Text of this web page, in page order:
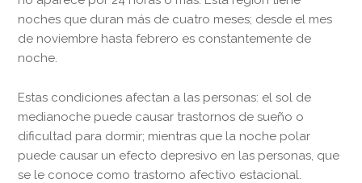
noches que duran más de cuatro meses; desde el mes
de noviembre hasta febrero es constantemente de
noche.
Estas condiciones afectan a las personas: el sol de
medianoche puede causar trastornos de sueño o
dificultad para dormir; mientras que la noche polar
puede causar un efecto depresivo en las personas, que
se le conoce como trastorno afectivo estacional.